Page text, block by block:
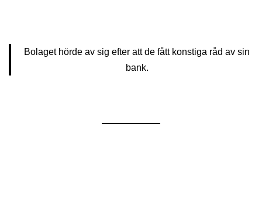
Bolaget hörde av sig efter att de fått konstiga råd av sin
bank.